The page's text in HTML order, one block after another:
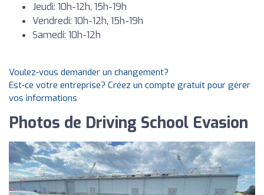
Jeudi: 10h-12h, 15h-19h
Vendredi: 10h-12h, 15h-19h
Samedi: 10h-12h
Voulez-vous demander un changement?
Est-ce votre entreprise? Créez un compte gratuit pour gérer
vos informations
Photos de Driving School Evasion